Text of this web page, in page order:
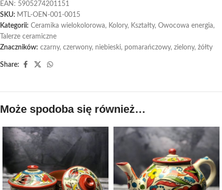
EAN: 5905274201151
SKU: MTL-OEN-001-0015
Kategorii: Ceramika wielokolorowa, Kolory, Kształty, Owocowa energia,
Talerze ceramiczne
Znaczników: czarny, czerwony, niebieski, pomarańczowy, zielony, żółty
Share:
Może spodoba się również…